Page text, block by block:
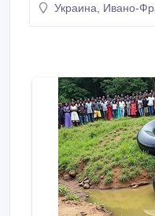
обеспечивает
Украина, Ивано-